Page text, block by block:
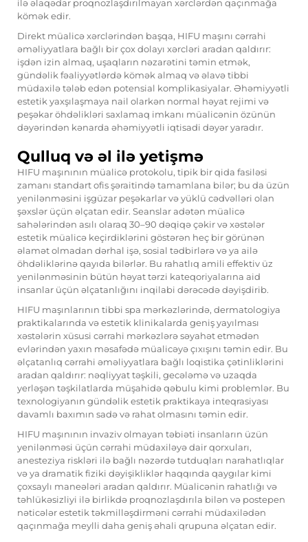
ilə əlaqədar proqnozlaşdırılmayan xərclərdən qaçınmağa
kömək edir.
Direkt müalicə xərclərindən başqa, HIFU maşını cərrahi
əməliyyatlara bağlı bir çox dolayı xərcləri aradan qaldırır:
işdən izin almaq, uşaqların nəzarətini təmin etmək,
gündəlik fəaliyyətlərdə kömək almaq və əlavə tibbi
müdaxilə tələb edən potensial komplikasiyalar. Əhəmiyyətli
estetik yaxşılaşmaya nail olarkən normal həyat rejimi və
peşəkar öhdəlikləri saxlamaq imkanı müalicənin özünün
dəyərindən kənarda əhəmiyyətli iqtisadi dəyər yaradır.
Qulluq və əl ilə yetişmə
HIFU maşınının müalicə protokolu, tipik bir qida fasiləsi
zamanı standart ofis şəraitində tamamlana bilər; bu da üzün
yenilənməsini işgüzar peşəkarlar və yüklü cədvəlləri olan
şəxslər üçün əlçatan edir. Seanslar adətən müalicə
sahələrindən asılı olaraq 30–90 dəqiqə çəkir və xəstələr
estetik müalicə keçirdiklərini göstərən heç bir görünən
əlamət olmadan dərhal işə, sosial tədbirlərə və ya ailə
öhdəliklərinə qayıda bilərlər. Bu rahatlıq amili effektiv üz
yenilənməsinin bütün həyat tərzi kateqoriyalarına aid
insanlar üçün əlçatanlığını inqilabi dərəcədə dəyişdirib.
HIFU maşınlarının tibbi spa mərkəzlərində, dermatologiya
praktikalarında və estetik klinikalarda geniş yayılması
xəstələrin xüsusi cərrahi mərkəzlərə səyahət etmədən
evlərindən yaxın məsafədə müalicəyə çıxışını təmin edir. Bu
əlçatanlıq cərrahi əməliyyatlara bağlı loqistika çətinliklərini
aradan qaldırır: nəqliyyat təşkili, gecələmə və uzaqda
yerləşən təşkilatlarda müşahidə qəbulu kimi problemlər. Bu
texnologiyanın gündəlik estetik praktikaya inteqrasiyası
davamlı baxımın sadə və rahat olmasını təmin edir.
HIFU maşınının invaziv olmayan təbiəti insanların üzün
yenilənməsi üçün cərrahi müdaxiləyə dair qorxuları,
anesteziya riskləri ilə bağlı nəzərdə tutduqları narahatlıqlar
və ya dramatik fiziki dəyişikliklər haqqında qaygılar kimi
çoxsaylı maneələri aradan qaldırır. Müalicənin rahatlığı və
təhlükəsizliyi ilə birlikdə proqnozlaşdırıla bilən və postepen
nəticələr estetik təkmilləşdirməni cərrahi müdaxilədən
qaçınmağa meylli daha geniş əhali qrupuna əlçatan edir.